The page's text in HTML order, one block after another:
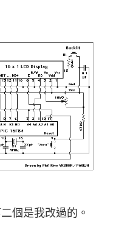
個是我改過的。